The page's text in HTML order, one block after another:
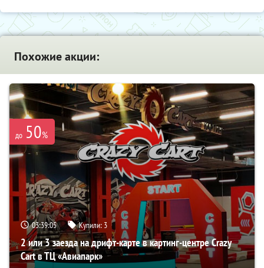
Похожие акции:
до 50%
03:39:03 Купили: 3
2 или 3 заезда на дрифт-карте в картинг-центре Crazy
Cart в ТЦ «Авиапарк»